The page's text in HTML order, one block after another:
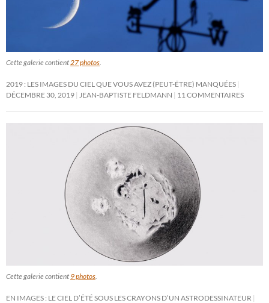
Cette galerie contient 27 photos
2019 : LES IMAGES DU CIEL QUE VOUS AVEZ (PEUT-ÊTRE) MANQUÉES
DÉCEMBRE 30, 2019
JEAN-BAPTISTE FELDMANN 11 COMMENTAIRES
Cette galerie contient 9 photos
EN IMAGES : LE CIEL D’ÉTÉ SOUS LES CRAYONS D’UN ASTRODESSINATEUR